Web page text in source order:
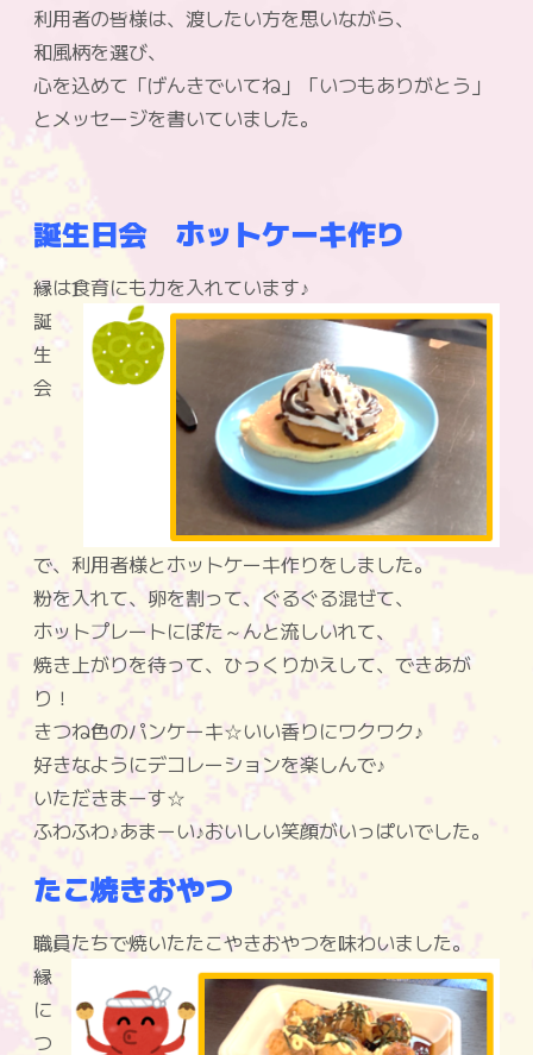
利用者の皆様は、渡したい方を思いながら、
和風柄を選び、
心を込めて「げんきでいてね」「いつもありがとう」
とメッセージを書いていました。
誕生日会 ホットケーキ作り
縁は食育にも力を入れています♪
誕
生
会
で、利用者様とホットケーキ作りをしました。
粉を入れて、卵を割って、ぐるぐる混ぜて、
ホットプレートにぽた～んと流しいれて、
焼き上がりを待って、ひっくりかえして、できあが
り！
きつね色のパンケーキ☆いい香りにワクワク♪
好きなようにデコレーションを楽しんで♪
いただきまーす☆
ふわふわ♪あまーい♪おいしい笑顔がいっぱいでした。
たこ焼きおやつ
職員たちで焼いたたこやきおやつを味わいました。
縁
に
つ